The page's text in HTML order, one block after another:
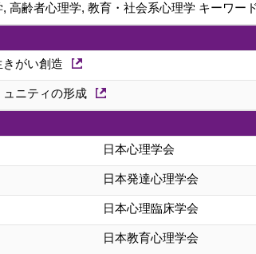
高齢者心理学, 教育・社会系心理学 キーワー
がい創造
ュニティの形成
日本心理学会
日本発達心理学会
日本心理臨床学会
日本教育心理学会